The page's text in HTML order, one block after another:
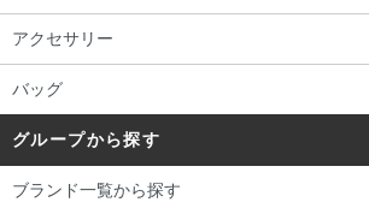
アクセサリー
バッグ
グループから探す
ブランド一覧から探す